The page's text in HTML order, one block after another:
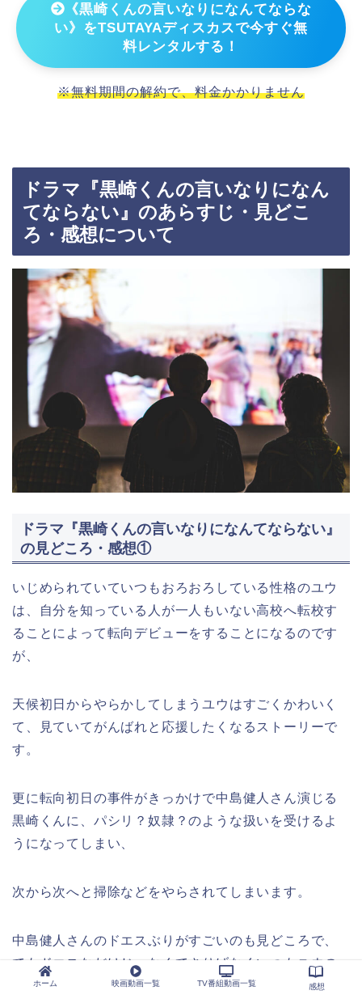
《黒崎くんの言いなりになんてならな
い》をTSUTAYAディスカスで今すぐ無
料レンタルする！
※無料期間の解約で、料金かかりません
ドラマ『黒崎くんの言いなりになん
てならない』のあらすじ・見どこ
ろ・感想について
ドラマ『黒崎くんの言いなりになんてならない』
の見どころ・感想①
いじめられていていつもおろおろしている性格のユウ
は、自分を知っている人が一人もいない高校へ転校す
ることによって転向デビューをすることになるのです
が、
天候初日からやらかしてしまうユウはすごくかわいく
て、見ていてがんばれと応援したくなるストーリーで
す。
更に転向初日の事件がきっかけで中島健人さん演じる
黒崎くんに、パシリ？奴隷？のような扱いを受けるよ
うになってしまい、
次から次へと掃除などをやらされてしまいます。
中島健人さんのドエスぶりがすごいのも見どころで、
でもドエスなだけじゃなくてさりげなくいつもユウの
ことを見ていたりと、
ホーム 映画動画一覧 TV番組動画一覧 感想